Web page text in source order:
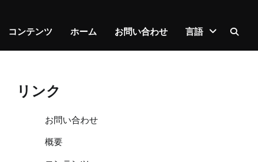
コンテンツ ホーム お問い合わせ 言語
リンク
お問い合わせ
概要